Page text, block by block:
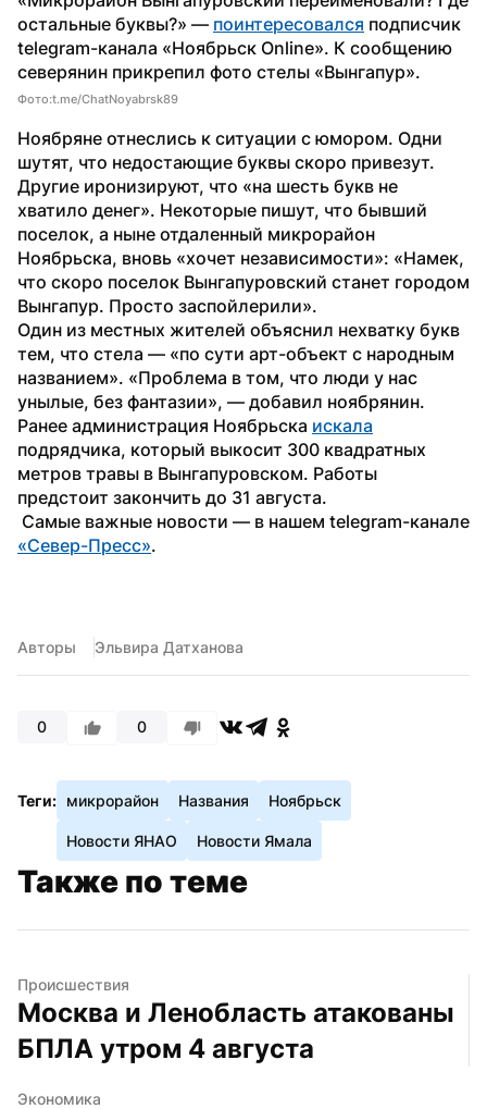
остальные буквы?» — поинтересовался подписчик
telegram-канала «Ноябрьск Online». К сообщению
северянин прикрепил фото стелы «Вынгапур».
Фото:t.me/ChatNoyabrsk89
Ноябряне отнеслись к ситуации с юмором. Одни
шутят, что недостающие буквы скоро привезут.
Другие иронизируют, что «на шесть букв не
хватило денег». Некоторые пишут, что бывший
поселок, а ныне отдаленный микрорайон
Ноябрьска, вновь «хочет независимости»: «Намек,
что скоро поселок Вынгапуровский станет городом
Вынгапур. Просто заспойлерили».
Один из местных жителей объяснил нехватку букв
тем, что стела — «по сути арт-объект с народным
названием». «Проблема в том, что люди у нас
унылые, без фантазии», — добавил ноябрянин.
Ранее администрация Ноябрьска искала
подрядчика, который выкосит 300 квадратных
метров травы в Вынгапуровском. Работы
предстоит закончить до 31 августа.
«Север-Пресс».
Авторы Эльвира Датханова
0 0
Теги: микрорайон Названия Ноябрьск
Новости ЯНАО Новости Ямала
Также по теме
Происшествия
Москва и Ленобласть атакованы
БПЛА утром 4 августа
Экономика